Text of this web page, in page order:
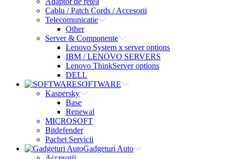
Cablu / Patch Cords / Accesorii
Telecomunicatie
Other
Server & Componente
Lenovo System x server options
IBM / LENOVO SERVERS
Lenovo ThinkServer options
DELL
SOFTWARE
Kaspersky
Base
Renewal
MICROSOFT
Bitdefender
Pachet Servicii
Gadgeturi Auto